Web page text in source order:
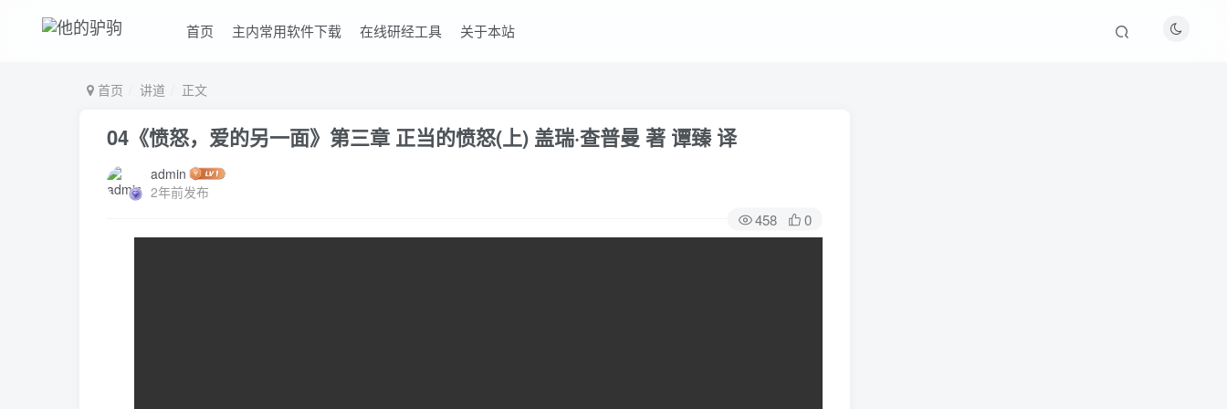
首页 主内常用软件下载 在线研经工具 关于本站
首页 讲道 正文
04《愤怒，爱的另一面》第三章 正当的愤怒(上) 盖瑞·查普曼 著 谭臻 译
admin
2年前发布
458 0